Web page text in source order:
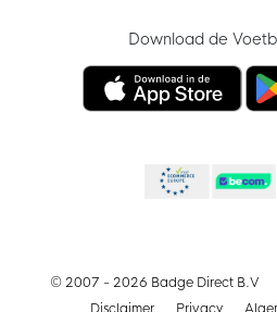
Download de
© 2007 - 2026 Badge Direct B.V